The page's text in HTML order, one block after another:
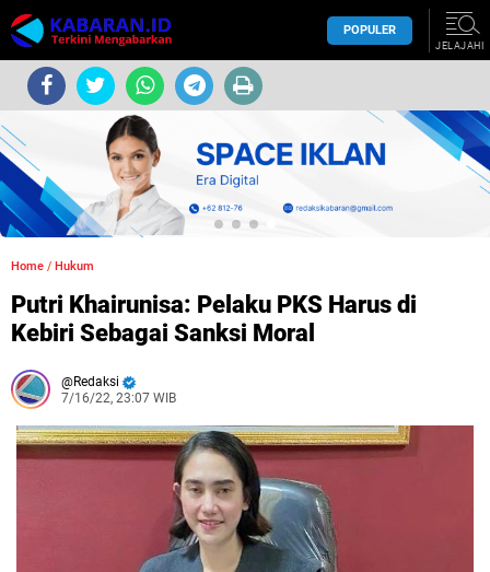
POPULER
JELAJAHI
Home / Hukum
Putri Khairunisa: Pelaku PKS Harus di
Kebiri Sebagai Sanksi Moral
Redaksi
7/16/22, 23:07 WIB